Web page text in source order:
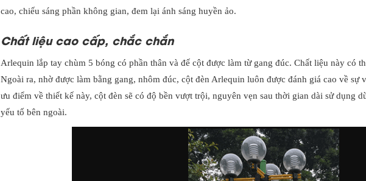
cao, chiếu sáng phần không gian, đem lại ánh sáng huyền ảo.
Chất liệu cao cấp, chắc chắn
Arlequin lắp tay chùm 5 bóng có phần thân và đế cột được làm từ gang đúc. Chất liệu này có
Ngoài ra, nhờ được làm bằng gang, nhôm đúc, cột đèn Arlequin luôn được đánh giá cao về sự
ưu điểm về thiết kế này, cột đèn sẽ có độ bền vượt trội, nguyên vẹn sau thời gian dài sử dụng
yếu tố bên ngoài.